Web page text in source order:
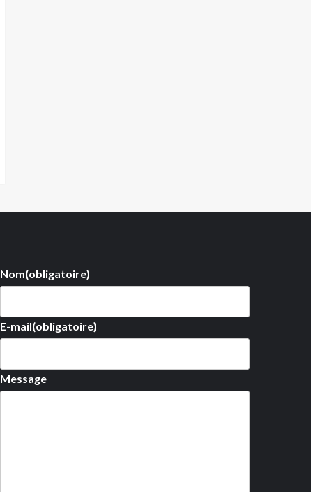
Nom(obligatoire)
E-mail(obligatoire)
Message